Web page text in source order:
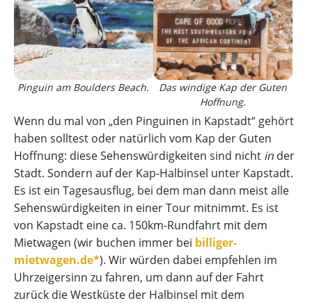
Pinguin am Boulders Beach.
Das windige Kap der Guten
Hoffnung.
Wenn du mal von „den Pinguinen in Kapstadt“ gehört
haben solltest oder natürlich vom Kap der Guten
Hoffnung: diese Sehenswürdigkeiten sind nicht in der
Stadt. Sondern auf der Kap-Halbinsel unter Kapstadt.
Es ist ein Tagesausflug, bei dem man dann meist alle
Sehenswürdigkeiten in einer Tour mitnimmt. Es ist
von Kapstadt eine ca. 150km-Rundfahrt mit dem
Mietwagen (wir buchen immer bei billiger-
mietwagen.de*). Wir würden dabei empfehlen im
Uhrzeigersinn zu fahren, um dann auf der Fahrt
zurück die Westküste der Halbinsel mit dem